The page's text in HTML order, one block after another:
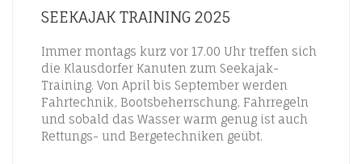
SEEKAJAK TRAINING 2025
Immer montags kurz vor 17.00 Uhr treffen sich
die Klausdorfer Kanuten zum Seekajak-
Training. Von April bis September werden
Fahrtechnik, Bootsbeherrschung, Fahrregeln
und sobald das Wasser warm genug ist auch
Rettungs- und Bergetechniken geübt.